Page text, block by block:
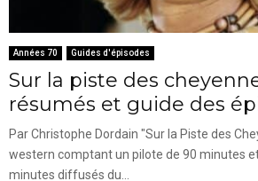
Années 70 Guides d'épisodes
Sur la piste des
résumés et guide des
Par Christophe Dordain "Sur la Piste des
western comptant un pilote de 90 minutes
minutes diffusés du...